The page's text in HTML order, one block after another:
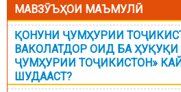
МАВЗӮЪҲОИ МАЪМУЛӢ
ҚОНУНИ ҶУМҲУРИИ
ВАКОЛАТДОР ОИД БА
ҶУМҲУРИИ ТОҶИКИСТОН»
ШУДААСТ?